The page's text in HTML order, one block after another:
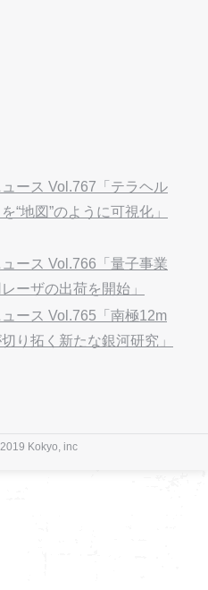
ース Vol.767「テラヘル
“地図”のように可視化」
ース Vol.766「量子事業
ーザの出荷を開始」
ース Vol.765「南極12m
り拓く新たな銀河研究」
Kokyo, inc